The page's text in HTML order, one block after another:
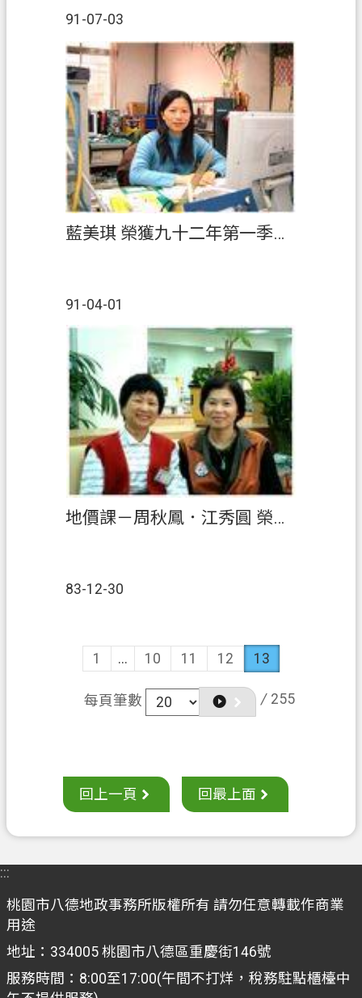
91-07-03
藍美琪 榮獲九十二年第一季『績優人員』
91-04-01
地價課－周秋鳳．江秀圓 榮獲九十三年九至十二月【績優人員】
83-12-30
1 ... 10 11 12 13
每頁筆數 / 255
回上一頁 回最上面
:::
桃園市八德地政事務所版權所有 請勿任意轉載作商業
用途
地址：334005 桃園市八德區重慶街146號
服務時間：8:00至17:00(午間不打烊，稅務駐點櫃檯中